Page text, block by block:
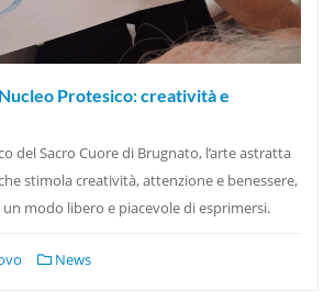
Protesico: creatività e
del Sacro Cuore di Brugnato, l’arte astratta
stimola creatività, attenzione e benessere,
modo libero e piacevole di esprimersi.
News